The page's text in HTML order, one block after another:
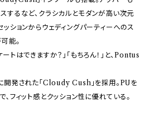
するなど、クラシカルとモダンが高い次元
ッションからウェディングパーティーへのス
能。
トはできますか？」「もちろん！」と、Pontus
開発された「Cloudy Cush」を採用。PUを
フィット感とクッション性に優れている。